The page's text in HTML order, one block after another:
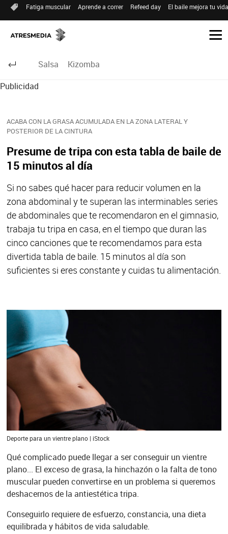
Fatiga muscular Aprende a correr Refeed day El baile mejora tu
Salsa
Kizomba
Publicidad
ACABA CON LA GRASA ACUMULADA EN LA ZONA LATERAL Y
POSTERIOR DE LA CINTURA
Presume de tripa con esta tabla de baile de
15 minutos al día
Si no sabes qué hacer para reducir volumen en la
zona abdominal y te superan las interminables series
de abdominales que te recomendaron en el gimnasio,
trabaja tu tripa en casa, en el tiempo que duran las
cinco canciones que te recomendamos para esta
divertida tabla de baile. 15 minutos al día son
suficientes si eres constante y cuidas tu alimentación.
Deporte para un vientre plano | iStock
Qué complicado puede llegar a ser conseguir un vientre
plano... El exceso de grasa, la hinchazón o la falta de tono
muscular pueden convertirse en un problema si queremos
deshacernos de la antiestética tripa.
Conseguirlo requiere de esfuerzo, constancia, una dieta
equilibrada y hábitos de vida saludable.